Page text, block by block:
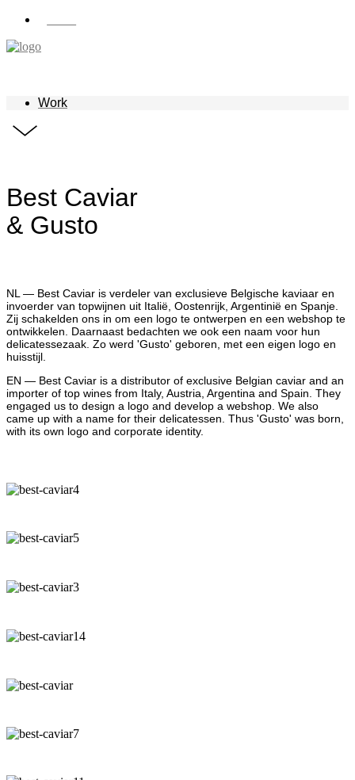
Work
Best Caviar
& Gusto
NL — Best Caviar is verdeler van exclusieve Belgische kaviaar en
invoerder van topwijnen uit Italië, Oostenrijk, Argentinië en Spanje.
Zij schakelden ons in om een logo te ontwerpen en een webshop te
ontwikkelen. Daarnaast bedachten we ook een naam voor hun
delicatessezaak. Zo werd 'Gusto' geboren, met een eigen logo en
huisstijl.
EN — Best Caviar is a distributor of exclusive Belgian caviar and an
importer of top wines from Italy, Austria, Argentina and Spain. They
engaged us to design a logo and develop a webshop. We also
came up with a name for their delicatessen. Thus 'Gusto' was born,
with its own logo and corporate identity.